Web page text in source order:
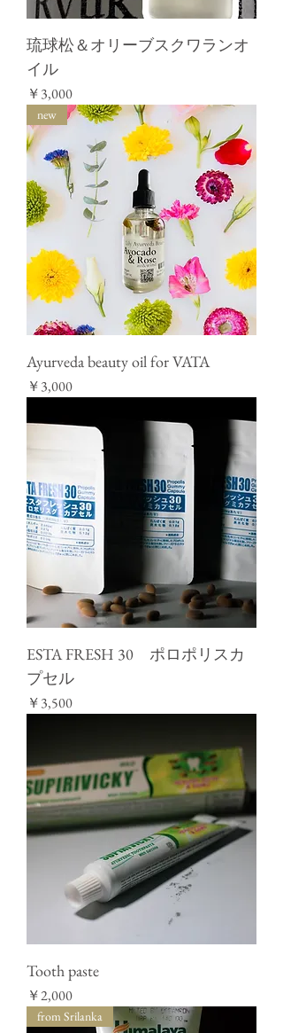
琉球松＆オリーブスクワランオ
イル
価格
￥3,000
new
Ayurveda beauty oil for VATA
価格
￥3,000
ESTA FRESH 30 ポロポリスカ
プセル
価格
￥3,500
Tooth paste
価格
￥2,000
from Srilanka